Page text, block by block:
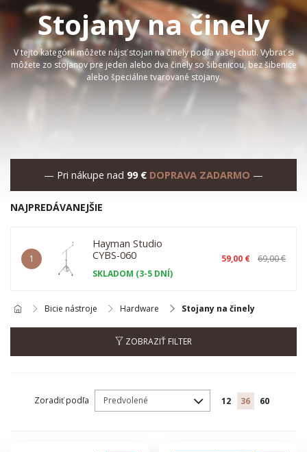
Stojany na činely
V tejto kategórií môžete nájsť stojan na činely podľa vašej chuti. Vybrať si
môžete zo stojanov pre jeden alebo dva činely so šibenicou, bez šibenice
alebo špeciálne tvarované stojany.
— Pri nákupe nad 99 € DOPRAVA ZADARMO —
NAJPREDÁVANEJŠIE
1
Hayman Studio
CYBS-060
SKLADOM (3-5 DNÍ)
59,00 € 69,00 €
Bicie nástroje Hardware Stojany na činely
ZOBRAZIŤ FILTER
Zoradiť podľa 12 36 60